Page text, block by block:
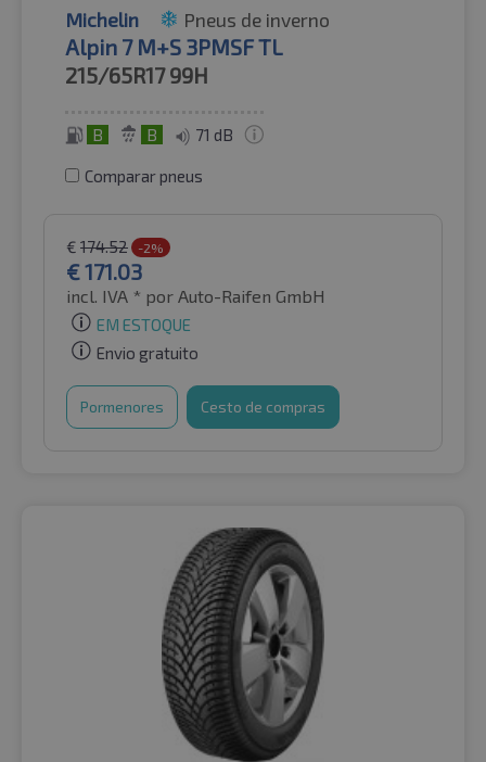
Michelin Pneus de inverno
Alpin 7 M+S 3PMSF TL
215/65R17 99H
B B 71 dB
Comparar pneus
€ 174.52 -2%
€171.03
incl. IVA * por Auto-Raifen GmbH
EM ESTOQUE
Envio gratuito
Pormenores Cesto de compras